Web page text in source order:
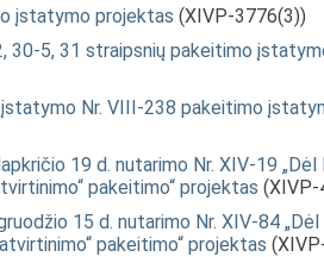
įstatymo projektas (XIVP-3776(3))
30-5, 31 straipsnių pakeitimo
Nr. VIII-238 pakeitimo
19 d. nutarimo Nr. XIV-19
pakeitimo“ projektas (XIVP-
15 d. nutarimo Nr. XIV-84
pakeitimo“ projektas